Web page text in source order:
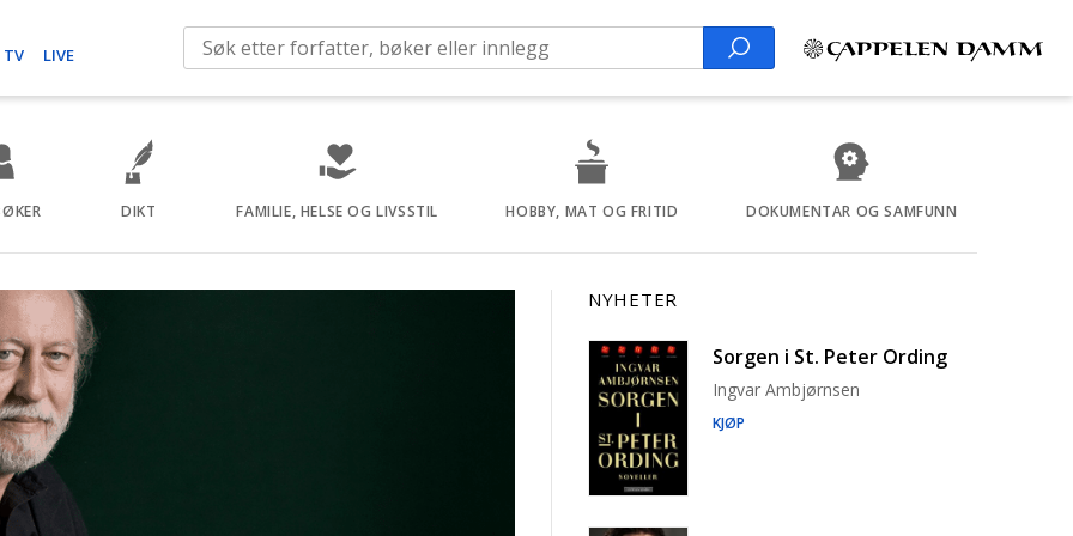
TV LIVE
e
Search
DIKT FAMILIE, HELSE OG LIVSSTIL HOBBY, MAT OG FRITID DOKUMENTAR OG SAMFUNN
NYHETER
Sorgen i St. Peter Ording
Ingvar Ambjørnsen
KJØP